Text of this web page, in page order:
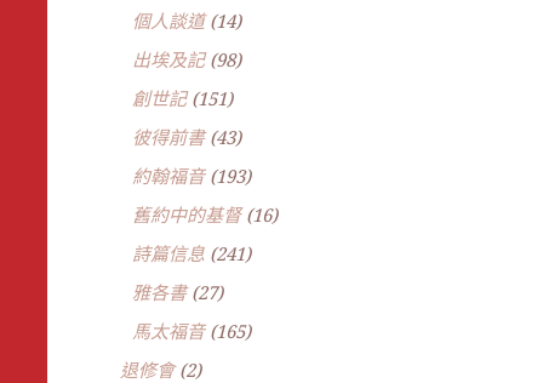
個人談道(14)
出埃及記(98)
創世記(151)
彼得前書(43)
約翰福音(193)
舊約中的基督(16)
詩篇信息(241)
雅各書(27)
馬太福音(165)
退修會(2)